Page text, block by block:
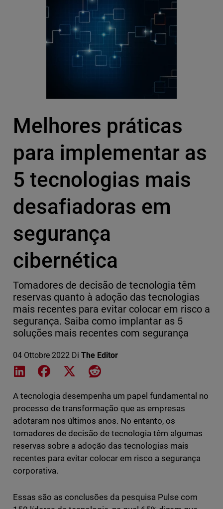
Melhores práticas
para implementar as
5 tecnologias mais
desafiadoras em
segurança
cibernética
Tomadores de decisão de tecnologia têm
reservas quanto à adoção das tecnologias
mais recentes para evitar colocar em risco a
segurança. Saiba como implantar as 5
soluções mais recentes com segurança
04 Ottobre 2022 Di The Editor
Share on LinkedIn
Share on Facebook
Share on XShare on Reddit
A tecnologia desempenha um papel fundamental no
processo de transformação que as empresas
adotaram nos últimos anos. No entanto, os
tomadores de decisão de tecnologia têm algumas
reservas sobre a adoção das tecnologias mais
recentes para evitar colocar em risco a segurança
corporativa.
Essas são as conclusões da pesquisa Pulse com